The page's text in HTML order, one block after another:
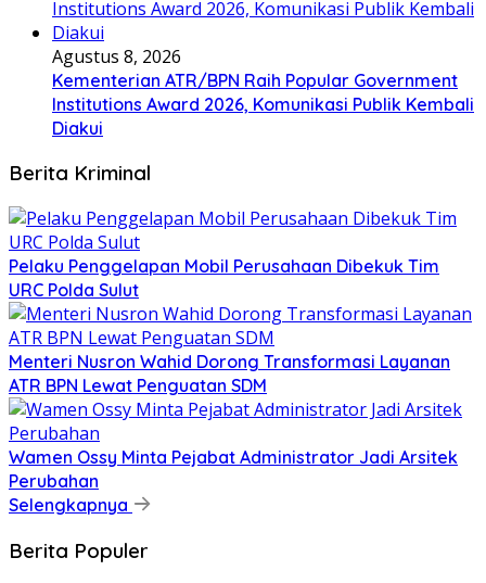
Agustus 8, 2026
Kementerian ATR/BPN Raih Popular Government
Institutions Award 2026, Komunikasi Publik Kembali
Diakui
Berita Kriminal
​Pelaku Penggelapan Mobil Perusahaan Dibekuk Tim
URC Polda Sulut
​Menteri Nusron Wahid Dorong Transformasi Layanan
ATR BPN Lewat Penguatan SDM
Wamen Ossy Minta Pejabat Administrator Jadi Arsitek
Perubahan
Selengkapnya
Berita Populer